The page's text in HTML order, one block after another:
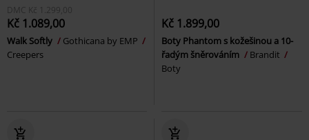
DMC
Kč 1.299,00
Kč 1.089,00
Walk Softly
Gothicana by EMP
Creepers
Kč 1.899,00
Boty Phantom s kožešinou a 10-
řadým šněrováním
Brandit
Boty